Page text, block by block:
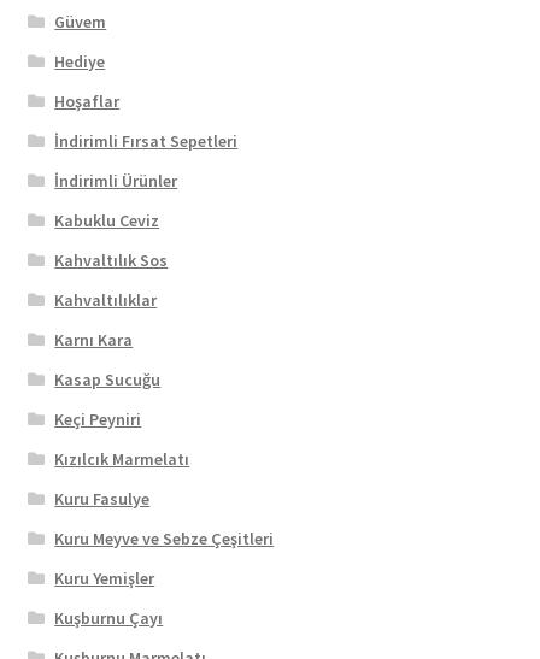
Güvem
Hediye
Hoşaflar
İndirimli Fırsat Sepetleri
İndirimli Ürünler
Kabuklu Ceviz
Kahvaltılık Sos
Kahvaltılıklar
Karnı Kara
Kasap Sucuğu
Keçi Peyniri
Kızılcık Marmelatı
Kuru Fasulye
Kuru Meyve ve Sebze Çeşitleri
Kuru Yemişler
Kuşburnu Çayı